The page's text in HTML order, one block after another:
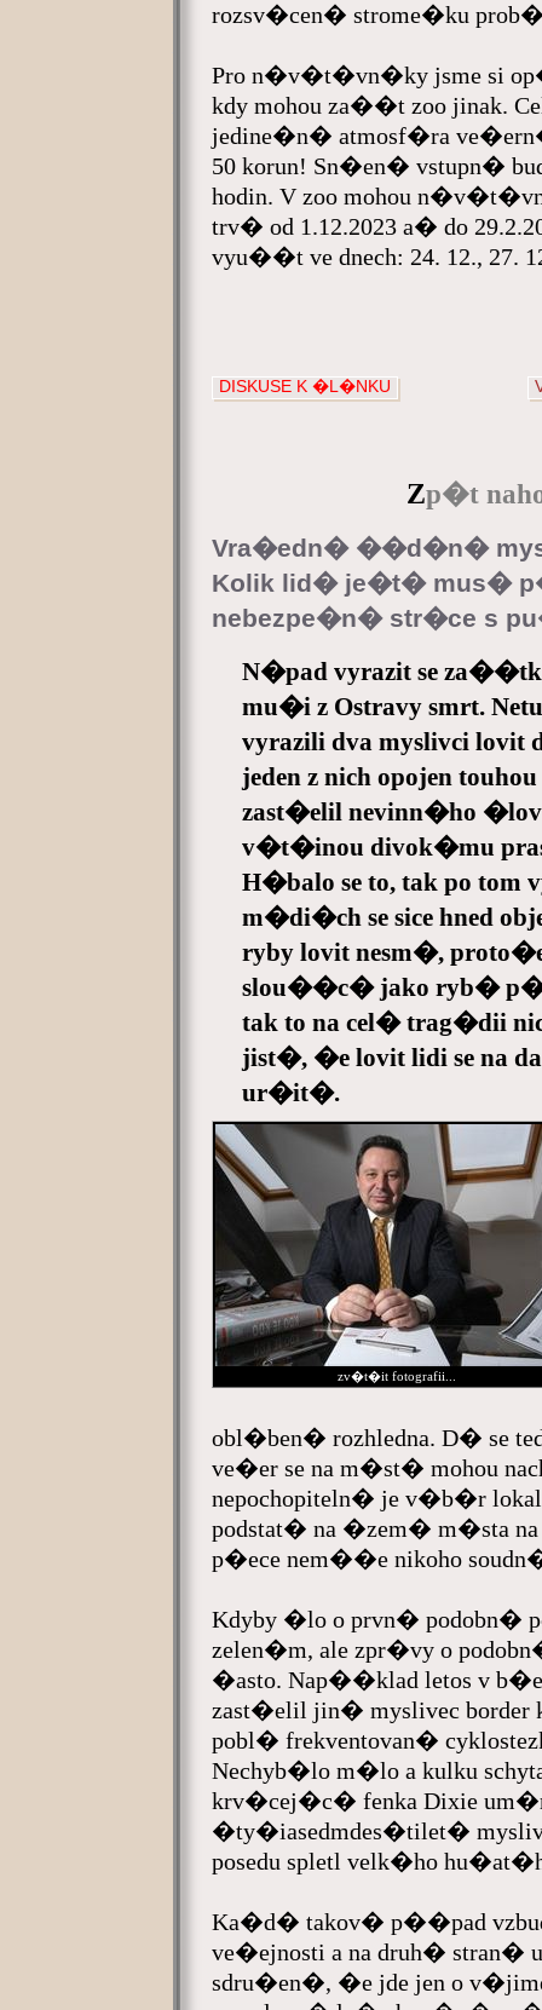
rozsv�cen� strome�ku
Pro n�v�t�vn�ky jsme si
kdy mohou za��t zoo jinak.
jedine�n� atmosf�ra
50 korun! Sn�en� vstupn�
hodin. V zoo mohou
trv� od 1.12.2023 a� do
vyu��t ve dnech: 24. 12., 27.
DISKUSE K �L�NKU
Zp�t
Vra�edn� ��d�n�
Kolik lid� je�t� mus�
nebezpe�n� str�ce s
N�pad vyrazit se
mu�i z Ostravy smrt.
vyrazili dva myslivci
jeden z nich opojen
zast�elil nevinn�ho
v�t�inou divok�mu
H�balo se to, tak po tom
m�di�ch se sice hned
ryby lovit nesm�,
slou��c� jako ryb�
tak to na cel� trag�dii
jist�, �e lovit lidi se na
ur�it�.
zv�t�it fotografii...
obl�ben� rozhledna. D� se
ve�er se na m�st� mohou
nepochopiteln� je v�b�r
podstat� na �zem� m�sta
p�ece nem��e nikoho
Kdyby �lo o prvn� podobn�
zelen�m, ale zpr�vy o
�asto. Nap��klad letos v
zast�elil jin� myslivec border
pobl� frekventovan�
Nechyb�lo m�lo a kulku
krv�cej�c� fenka Dixie
�ty�iasedmdes�tilet�
posedu spletl velk�ho
Ka�d� takov� p��pad
ve�ejnosti a na druh�
sdru�en�, �e jde jen o